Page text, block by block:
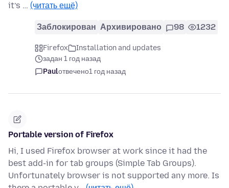
it’s … (читать ещё)
Заблокирован Архивировано 98 1232
Firefox
Installation and updates
задан 1 год назад
Paulотвечено1 год назад
Portable version of Firefox
Hi, I used Firefox browser at work since it had the
best add-in for tab groups (Simple Tab Groups).
Unfortunately browser is not supported any more. Is